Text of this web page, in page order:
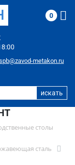
metakon.ru
0
столы
сталь